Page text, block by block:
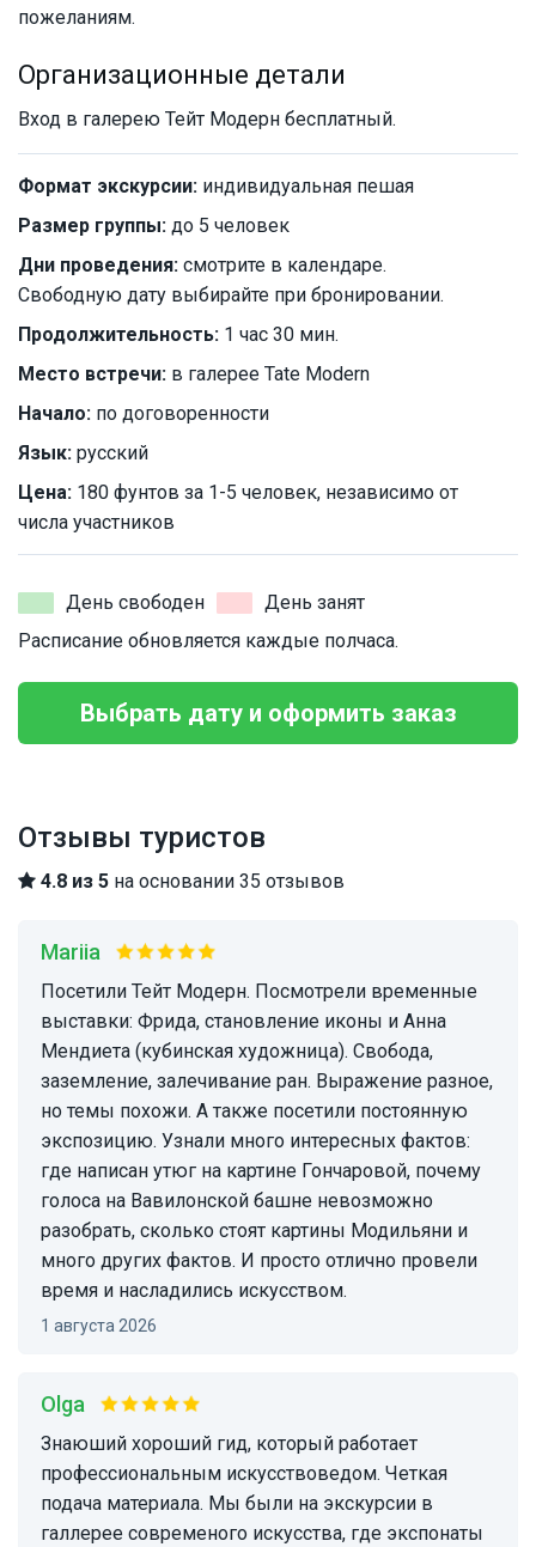
пожеланиям.
Организационные детали
Вход в галерею Тейт Модерн бесплатный.
Формат экскурсии: индивидуальная пешая
Размер группы: до 5 человек
Дни проведения: смотрите в календаре.
Свободную дату выбирайте при бронировании.
Продолжительность: 1 час 30 мин.
Место встречи: в галерее Tate Modern
Начало: по договоренности
Язык: русский
Цена: 180 фунтов за 1-5 человек, независимо от
числа участников
День свободен
День занят
Расписание обновляется каждые полчаса.
Выбрать дату и оформить заказ
Отзывы туристов
4.8 из 5 на основании 35 отзывов
Mariia
Посетили Тейт Модерн. Посмотрели временные
выставки: Фрида, становление иконы и Анна
Мендиета (кубинская художница). Свобода,
заземление, залечивание ран. Выражение разное,
но темы похожи. А также посетили постоянную
экспозицию. Узнали много интересных фактов:
где написан утюг на картине Гончаровой, почему
голоса на Вавилонской башне невозможно
разобрать, сколько стоят картины Модильяни и
много других фактов. И просто отлично провели
время и насладились искусством.
1 августа 2026
Olga
Знаюший хороший гид, который работает
профессиональным искусствоведом. Четкая
подача материала. Мы были на экскурсии в
галлерее современого искусства, где экспонаты